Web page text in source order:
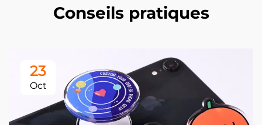
Conseils pratiques
23
Oct